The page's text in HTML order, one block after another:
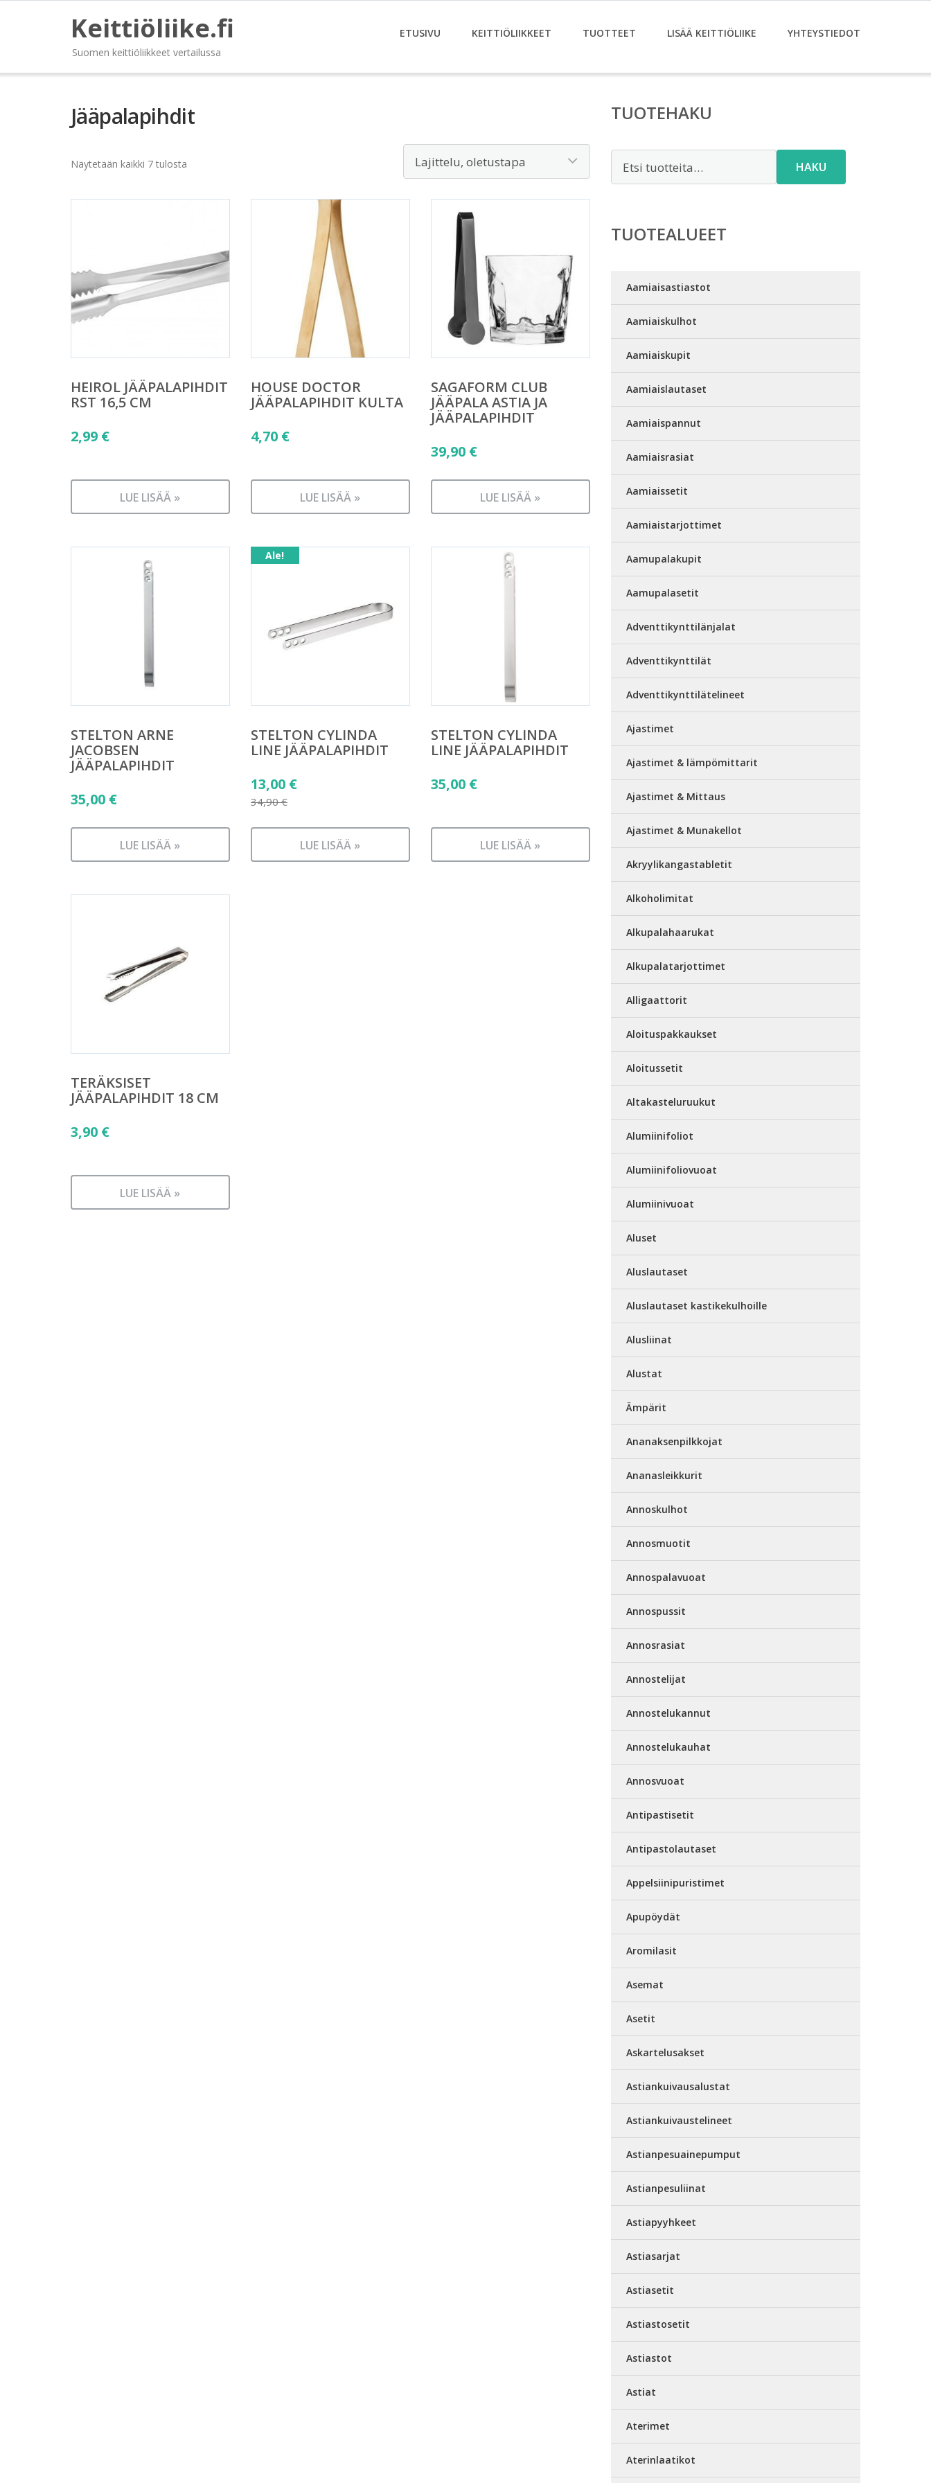
Keittiöliike.fi
Suomen keittiöliikkeet vertailussa
ETUSIVU KEITTIÖLIIKKEET TUOTTEET LISÄÄ KEITTIÖLIIKE YHTEYSTIEDOT
Jääpalapihdit
Näytetään kaikki 7 tulosta
HEIROL JÄÄPALAPIHDIT
RST 16,5 CM
2,99 €
LUE LISÄÄ »
HOUSE DOCTOR
JÄÄPALAPIHDIT KULTA
4,70 €
LUE LISÄÄ »
SAGAFORM CLUB
JÄÄPALA ASTIA JA
JÄÄPALAPIHDIT
39,90 €
LUE LISÄÄ »
STELTON ARNE
JACOBSEN
JÄÄPALAPIHDIT
35,00 €
LUE LISÄÄ »
Ale!
STELTON CYLINDA
LINE JÄÄPALAPIHDIT
34,90€
Alkuperäinen
hinta
13,00 €
on:
LUE LISÄÄ »
STELTON CYLINDA
LINE JÄÄPALAPIHDIT
35,00 €
LUE LISÄÄ »
TERÄKSISET
JÄÄPALAPIHDIT 18 CM
3,90 €
LUE LISÄÄ »
TUOTEHAKU
HAKU
TUOTEALUEET
Aamiaisastiastot
Aamiaiskulhot
Aamiaiskupit
Aamiaislautaset
Aamiaispannut
Aamiaisrasiat
Aamiaissetit
Aamiaistarjottimet
Aamupalakupit
Aamupalasetit
Adventtikynttilänjalat
Adventtikynttilät
Adventtikynttilätelineet
Ajastimet
Ajastimet & lämpömittarit
Ajastimet & Mittaus
Ajastimet & Munakellot
Akryylikangastabletit
Alkoholimitat
Alkupalahaarukat
Alkupalatarjottimet
Alligaattorit
Aloituspakkaukset
Aloitussetit
Altakasteluruukut
Alumiinifoliot
Alumiinifoliovuoat
Alumiinivuoat
Aluset
Aluslautaset
Aluslautaset kastikekulhoille
Alusliinat
Alustat
Ämpärit
Ananaksenpilkkojat
Ananasleikkurit
Annoskulhot
Annosmuotit
Annospalavuoat
Annospussit
Annosrasiat
Annostelijat
Annostelukannut
Annostelukauhat
Annosvuoat
Antipastisetit
Antipastolautaset
Appelsiinipuristimet
Apupöydät
Aromilasit
Asemat
Asetit
Askartelusakset
Astiankuivausalustat
Astiankuivaustelineet
Astianpesuainepumput
Astianpesuliinat
Astiapyyhkeet
Astiasarjat
Astiasetit
Astiastosetit
Astiastot
Astiat
Aterimet
Aterinlaatikot